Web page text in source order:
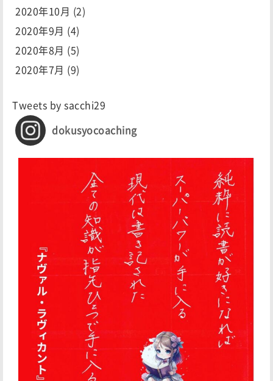
2020年10月 (2)
2020年9月 (4)
2020年8月 (5)
2020年7月 (9)
Tweets by sacchi29
dokusyocoaching